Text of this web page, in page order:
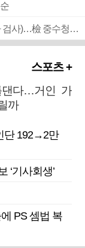
■ 검사 신분 버리고 직급하향(10년 이하 저연차 검사)…檢 중수청행 기피
스포츠 +
댄다…거인 가
까
단 192→2만
‘기사회생’
PS 셈법 복